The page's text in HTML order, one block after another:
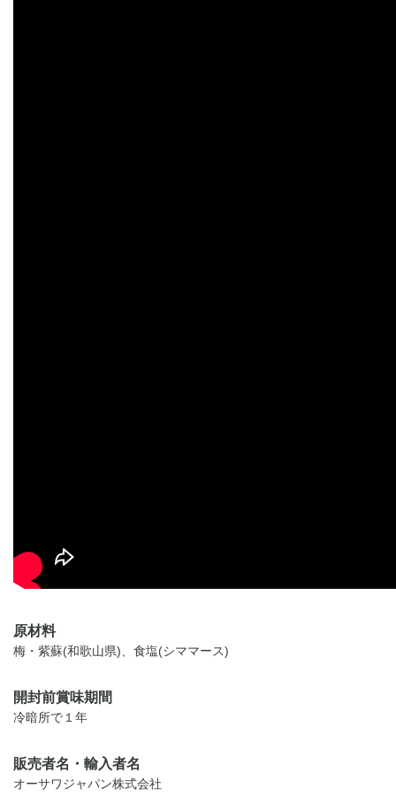
原材料
梅・紫蘇(和歌山県)、食塩(シママース)
開封前賞味期間
冷暗所で１年
販売者名・輸入者名
オーサワジャパン株式会社